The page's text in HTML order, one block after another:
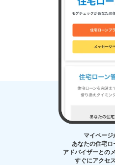
マイページ
あなたの住宅
アドバイザーとの
すぐにアクセ